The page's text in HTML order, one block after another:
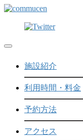
Toggle navigation
施設紹介
利用時間・料金
予約方法
アクセス